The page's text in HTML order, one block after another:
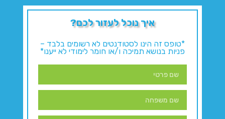
איך נוכל לעזור לכם?
*טופס זה הינו לסטודנטים לא רשומים בלבד –
פניות בנושא תמיכה ו/או חומר לימודי לא ייענו*